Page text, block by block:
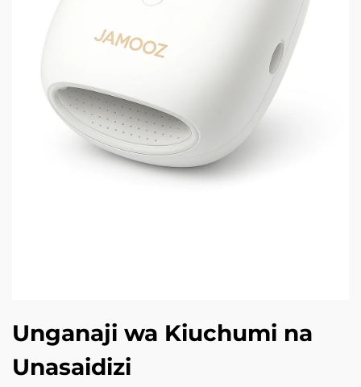
Unganaji wa Kiuchumi na
Unasaidizi